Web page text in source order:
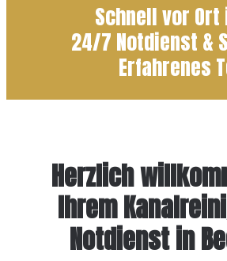
Schnell vor Ort
24/7 Notdienst &
Erfahrenes
Herzlich
Ihrem
Notdienst in